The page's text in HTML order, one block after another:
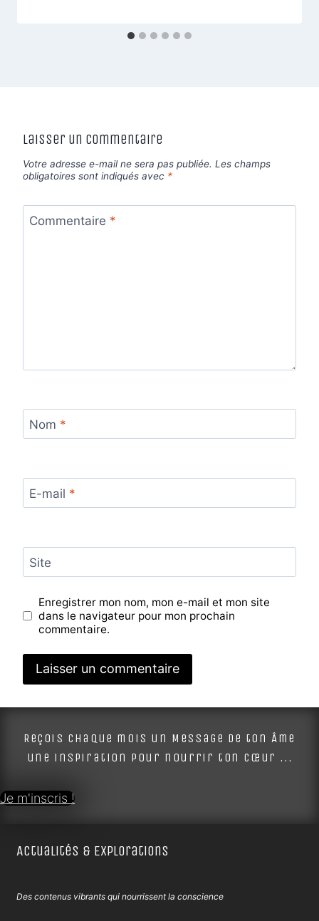
Laisser un commentaire
Votre adresse e-mail ne sera pas publiée. Les champs
obligatoires sont indiqués avec *
Commentaire *
Nom *
E-mail *
Site
Enregistrer mon nom, mon e-mail et mon site
dans le navigateur pour mon prochain
commentaire.
Alternative:
Reçois chaque mois un Message de ton Âme
une inspiration pour nourrir ton cœur ...
Je m'inscris !
Actualités & Explorations
Des contenus vibrants qui nourrissent la conscience